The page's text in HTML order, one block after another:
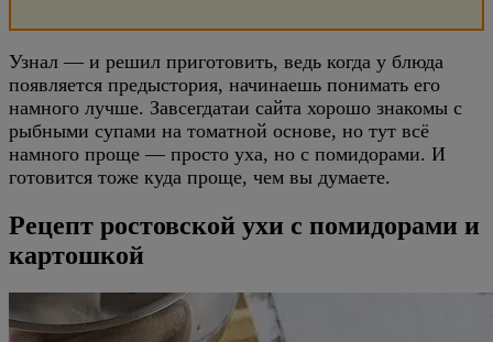
Узнал — и решил приготовить, ведь когда у блюда
появляется предыстория, начинаешь понимать его
намного лучше. Завсегдатаи сайта хорошо знакомы с
рыбными супами на томатной основе, но тут всё
намного проще — просто уха, но с помидорами. И
готовится тоже куда проще, чем вы думаете.
Рецепт ростовской ухи с помидорами и
картошкой